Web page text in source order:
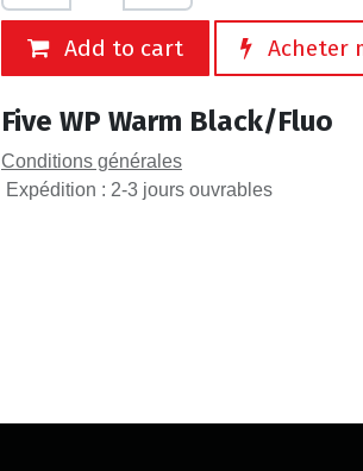
Add to cart Acheter
Five WP Warm Black/Fluo
Conditions générales
Expédition : 2-3 jours ouvrables